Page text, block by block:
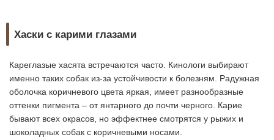
Хаски с карими глазами
Кареглазые хасята встречаются часто. Кинологи выбирают
именно таких собак из-за устойчивости к болезням. Радужная
оболочка коричневого цвета яркая, имеет разнообразные
оттенки пигмента – от янтарного до почти черного. Карие
бывают всех окрасов, но эффектнее смотрятся у рыжих и
шоколадных собак с коричневыми носами.